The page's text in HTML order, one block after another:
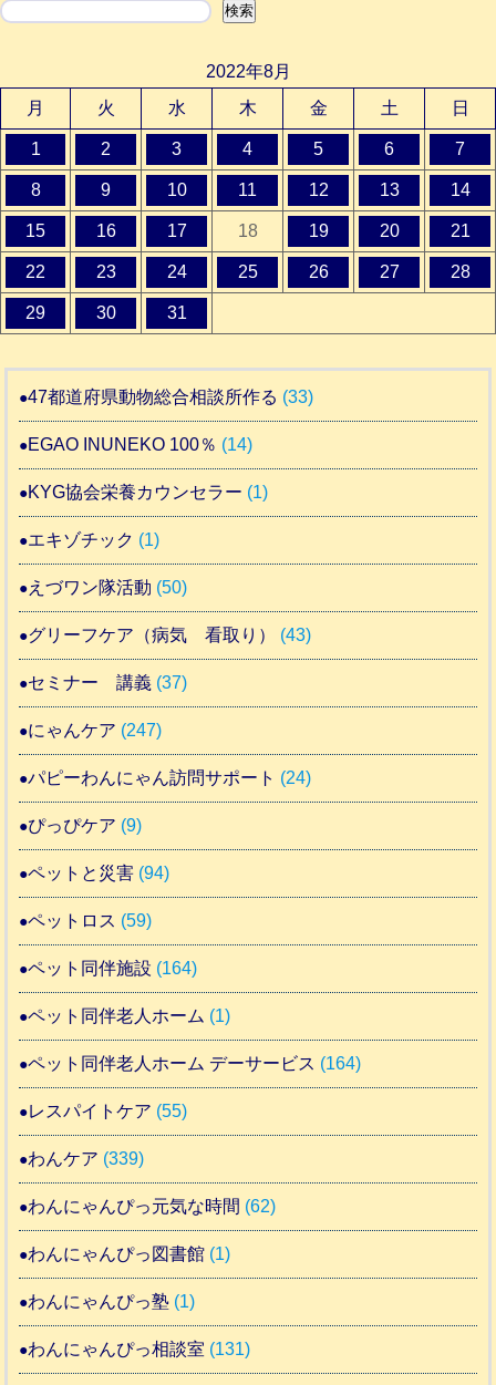
検索 検索
2022年8月
月
火 水 木 金 土 日
1 2 3 4 5 6 7
8 9 10 11 12 13 14
15 16 17 18 19 20 21
22 23 24 25 26 27 28
29 30 31
47都道府県動物総合相談所作る (33)
EGAO INUNEKO 100％ (14)
KYG協会栄養カウンセラー (1)
エキゾチック (1)
えづワン隊活動 (50)
グリーフケア（病気 看取り） (43)
セミナー 講義 (37)
にゃんケア (247)
パピーわんにゃん訪問サポート (24)
ぴっぴケア (9)
ペットと災害 (94)
ペットロス (59)
ペット同伴施設 (164)
ペット同伴老人ホーム (1)
ペット同伴老人ホーム デーサービス (164)
レスパイトケア (55)
わんケア (339)
わんにゃんぴっ元気な時間 (62)
わんにゃんぴっ図書館 (1)
わんにゃんぴっ塾 (1)
わんにゃんぴっ相談室 (131)